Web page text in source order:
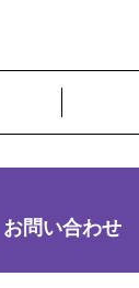
お問い合わせ